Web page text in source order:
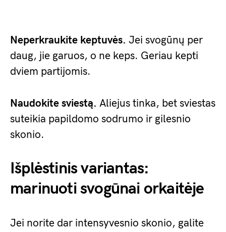
Neperkraukite keptuvės. Jei svogūnų per
daug, jie garuos, o ne keps. Geriau kepti
dviem partijomis.
Naudokite sviestą. Aliejus tinka, bet sviestas
suteikia papildomo sodrumo ir gilesnio
skonio.
Išplėstinis variantas:
marinuoti svogūnai orkaitėje
Jei norite dar intensyvesnio skonio, galite